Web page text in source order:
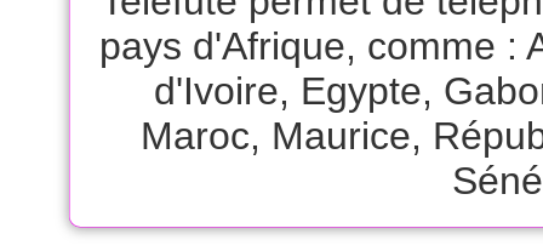
pays d'Afrique, comme :
d'Ivoire, Egypte,
Maroc, Maurice,